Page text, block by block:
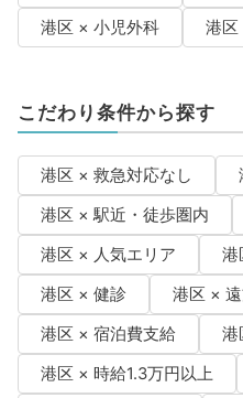
港区 × 小児外科
港区
こだわり条件から探す
港区 × 救急対応なし
港区 × 駅近・徒歩圏内
港区 × 人気エリア
港
港区 × 健診
港区 ×
港区 × 宿泊費支給
港
港区 × 時給1.3万円以上